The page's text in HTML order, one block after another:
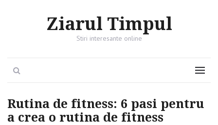
Ziarul Timpul
Stiri interesante online
Menu
Rutina de fitness: 6 pasi pentru
a crea o rutina de fitness